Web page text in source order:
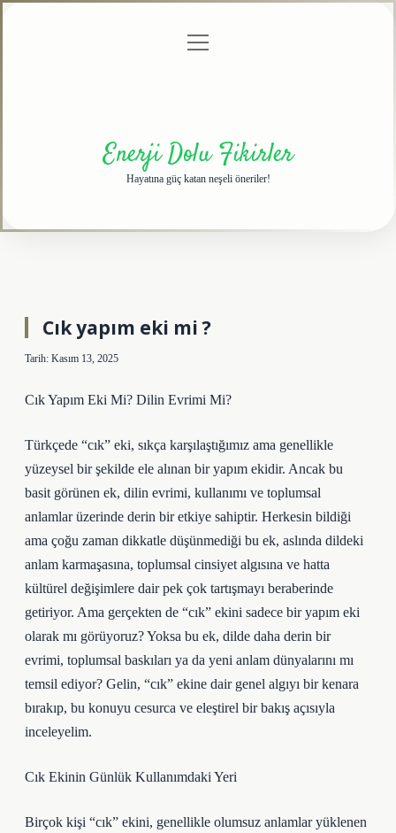
menüyü
Enerji Dolu Fikirler
Hayatına güç katan neşeli öneriler!
Cık yapım eki mi ?
Tarih: Kasım 13, 2025
Cık Yapım Eki Mi? Dilin Evrimi Mi?
Türkçede “cık” eki, sıkça karşılaştığımız ama genellikle
yüzeysel bir şekilde ele alınan bir yapım ekidir. Ancak bu
basit görünen ek, dilin evrimi, kullanımı ve toplumsal
anlamlar üzerinde derin bir etkiye sahiptir. Herkesin bildiği
ama çoğu zaman dikkatle düşünmediği bu ek, aslında dildeki
anlam karmaşasına, toplumsal cinsiyet algısına ve hatta
kültürel değişimlere dair pek çok tartışmayı beraberinde
getiriyor. Ama gerçekten de “cık” ekini sadece bir yapım eki
olarak mı görüyoruz? Yoksa bu ek, dilde daha derin bir
evrimi, toplumsal baskıları ya da yeni anlam dünyalarını mı
temsil ediyor? Gelin, “cık” ekine dair genel algıyı bir kenara
bırakıp, bu konuyu cesurca ve eleştirel bir bakış açısıyla
inceleyelim.
Cık Ekinin Günlük Kullanımdaki Yeri
Birçok kişi “cık” ekini, genellikle olumsuz anlamlar yüklenen